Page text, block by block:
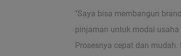
"Saya bisa membangun
pinjaman untuk modal usaha
Prosesnya cepat dan mudah.